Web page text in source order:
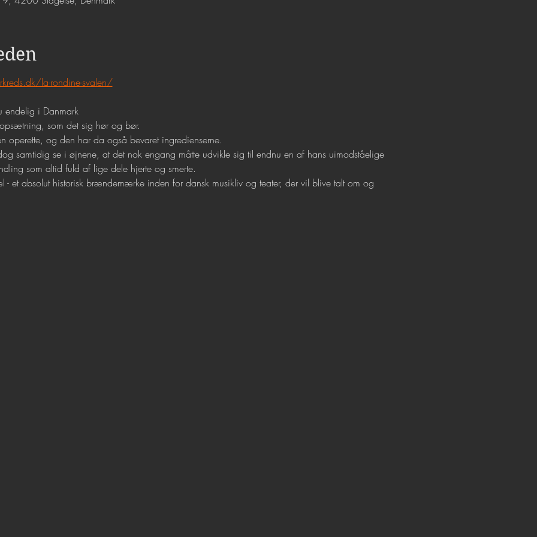
la-rondine-svalen/
endelig i Danmark
som det sig hør og bør.
operette, og den har da også bevaret ingredienserne.
samtidig se i øjnene, at det nok engang måtte udvikle sig til endnu en af hans uimodståelige
som altid fuld af lige dele hjerte og smerte.
et absolut historisk brændemærke inden for dansk musikliv og teater, der vil blive talt om og